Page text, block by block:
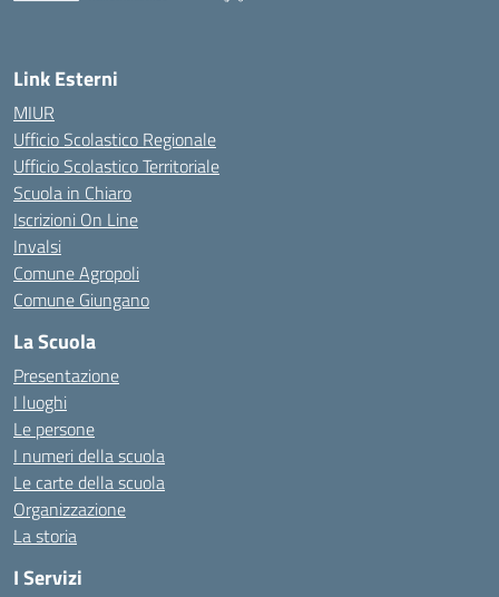
Link Esterni
MIUR
Ufficio Scolastico Regionale
Ufficio Scolastico Territoriale
Scuola in Chiaro
Iscrizioni On Line
Invalsi
Comune Agropoli
Comune Giungano
La Scuola
Presentazione
I luoghi
Le persone
I numeri della scuola
Le carte della scuola
Organizzazione
La storia
I Servizi